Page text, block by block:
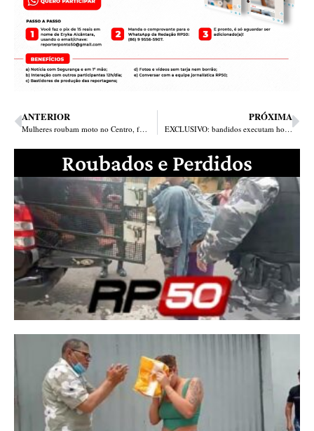
ANTERIOR
Mulheres roubam moto no Centro, fazem arrastão na zona Norte, provocam acidente e são presas
PRÓXIMA
EXCLUSIVO: bandidos executam homem em parque de diversões na avenida Miguel Rosa
Roubados e Perdidos